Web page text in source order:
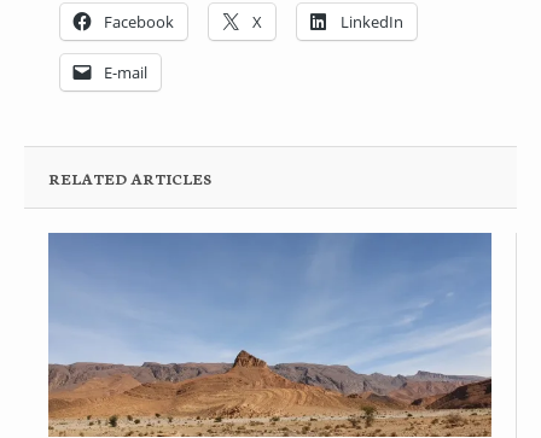
Facebook X LinkedIn
E-mail
RELATED ARTICLES